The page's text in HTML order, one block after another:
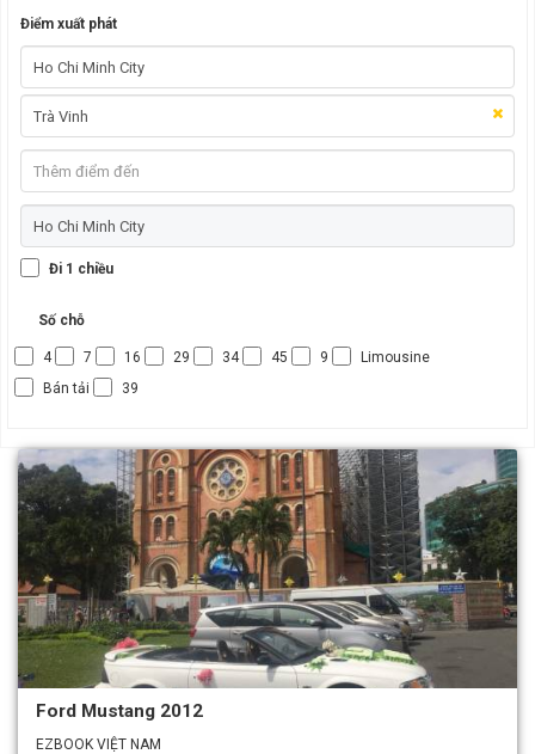
Điểm xuất phát
Đi 1 chiều
Số chỗ
4 7 16 29 34 45 9
Limousine
Bán tải
39
Ford Mustang 2012
EZBOOK VIỆT NAM